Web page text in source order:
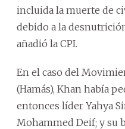
incluida la muerte de
debido a la
añadió la CPI.
En el caso del
(Hamás), Khan había
entonces líder Yahya
Mohammed Deif; y su